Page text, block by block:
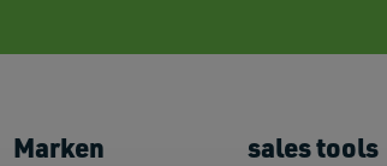
Marken sales tools